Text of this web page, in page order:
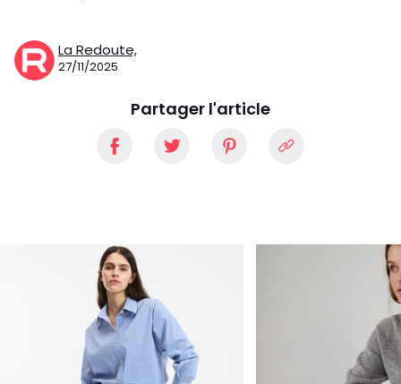
La Redoute,
27/11/2025
Partager l'article